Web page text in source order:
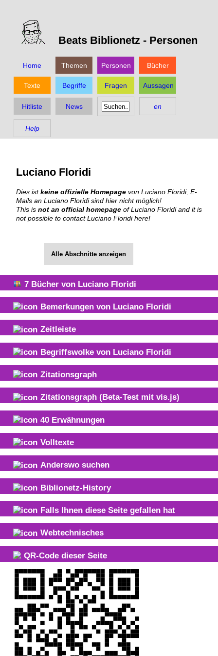
Beats Biblionetz - Personen
Home Themen Personen Bücher
Texte Begriffe Fragen Aussagen
Hitliste News en
Help
Luciano Floridi
Dies istkeine offizielle Homepage von Luciano Floridi, E-
Mails an Luciano Floridi sind hier nicht möglich!
This is not an official homepage of Luciano Floridi and it is
not possible to contact Luciano Floridi here!
Alle Abschnitte anzeigen
7 Bücher von Luciano Floridi
Bemerkungen von Luciano Floridi
Zeitleiste
Begriffswolke von Luciano Floridi
Zitationsgraph
Zitationsgraph (Beta-Test mit vis.js)
40 Erwähnungen
Volltexte
Anderswo suchen
Biblionetz-History
Falls Ihnen diese Seite gefallen hat
Webtechnisches
QR-Code dieser Seite